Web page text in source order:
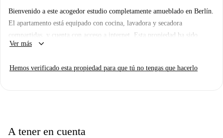
Bienvenido a este acogedor estudio completamente amueblado en Berlín.
El apartamento está equipado con cocina, lavadora y secadora
compartidas, y cuenta con acceso a internet. Esta propiedad ha sido
verificada por Spotahome. Todos los servicios, como electricidad, gas,
opción para estudiantes, parejas, profesionales y estudiantes Erasmus.
Ver más keyboard_arrow_down
Hemos verificado esta propiedad para que tú no tengas que hacerlo
A tener en cuenta